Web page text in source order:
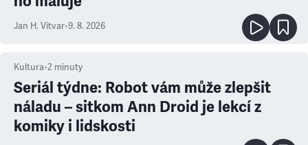
Jan H. Vitvar•9. 8. 2026
Kultura•2 minuty
Seriál týdne: Robot vám může zlepšit
náladu – sitkom Ann Droid je lekcí z
komiky i lidskosti